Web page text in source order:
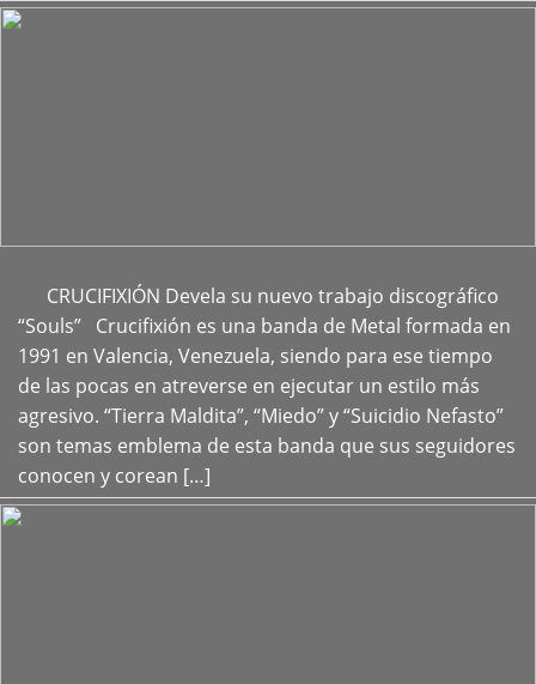
CRUCIFIXIÓN Devela su nuevo trabajo discográfico
“Souls” Crucifixión es una banda de Metal formada en
1991 en Valencia, Venezuela, siendo para ese tiempo
de las pocas en atreverse en ejecutar un estilo más
agresivo. “Tierra Maldita”, “Miedo” y “Suicidio Nefasto”
son temas emblema de esta banda que sus seguidores
conocen y corean […]
+